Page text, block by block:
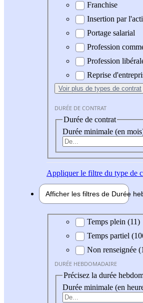
Franchise
Insertion par
Portage salarial
Profession
Profession
Reprise
Voir plus de types de contrat
DURÉE DE CONTRAT
Durée de contrat
Durée minimale (en
Appliquerle filtre du type de
Afficher les filtres de Durée
Durée hebdomadaire
Temps plein (11)
Temps partiel
Non renseignée
DURÉE HEBDOMADAIRE
Précisez la durée
Durée minimale (en